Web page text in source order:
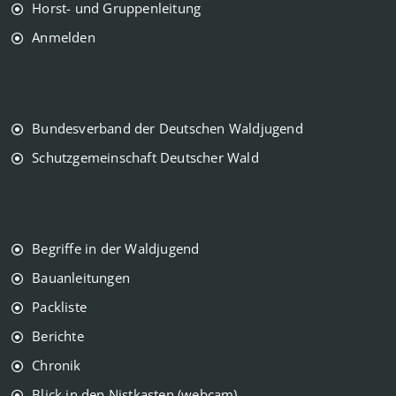
Horst- und Gruppenleitung
Anmelden
Bundesverband der Deutschen Waldjugend
Schutzgemeinschaft Deutscher Wald
Begriffe in der Waldjugend
Bauanleitungen
Packliste
Berichte
Chronik